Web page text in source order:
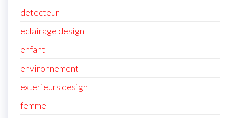
detecteur
eclairage design
enfant
environnement
exterieurs design
femme